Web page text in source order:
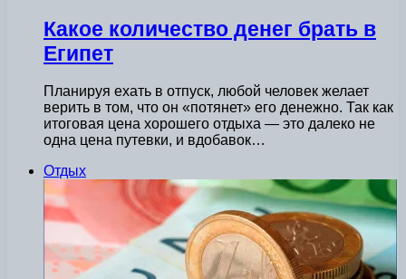
Какое количество денег брать в
Египет
Планируя ехать в отпуск, любой человек желает
верить в том, что он «потянет» его денежно. Так как
итоговая цена хорошего отдыха — это далеко не
одна цена путевки, и вдобавок…
Отдых